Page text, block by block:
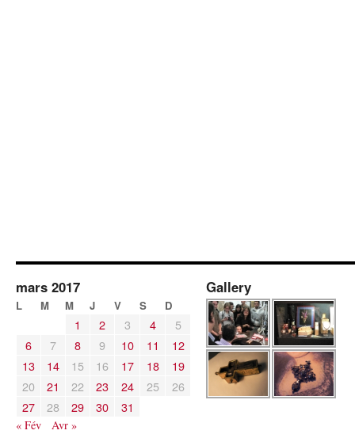
mars 2017
L M M J V S D
1 2 3 4
5
6
7 8 9 10 11
12
13
14 15 16 17 18
19
20
21 22 23 24 25
26
27
28 29 30 31
« Fév Avr »
Gallery